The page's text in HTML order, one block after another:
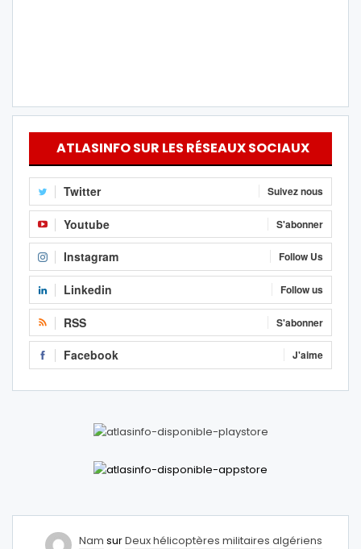
ATLASINFO SUR LES RÉSEAUX SOCIAUX
Twitter Suivez nous
Youtube S'abonner
Instagram Follow Us
Linkedin Follow us
RSS S'abonner
Facebook J'aime
Nam surDeux hélicoptères militaires algériens